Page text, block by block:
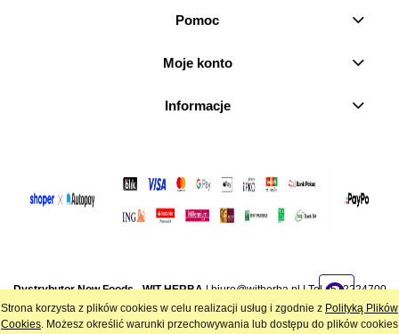
Strona korzysta z plików cookies w celu realizacji usług i zgodnie z Polityką Plików
Cookies. Możesz określić warunki przechowywania lub dostępu do plików cookies
Pomoc
Moje konto
Informacje
Dystrybutor Now Foods - WIT-HERBA|biuro@witherba.pl| Tel.:512224700
| NIP: 7282846756 | REGON: 386970179 | Stara Wieś 21, 95-080 Żeromin